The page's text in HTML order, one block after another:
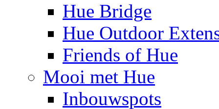
Hue Bridge
Hue Outdoor
Friends of Hue
Mooi met Hue
Inbouwspots